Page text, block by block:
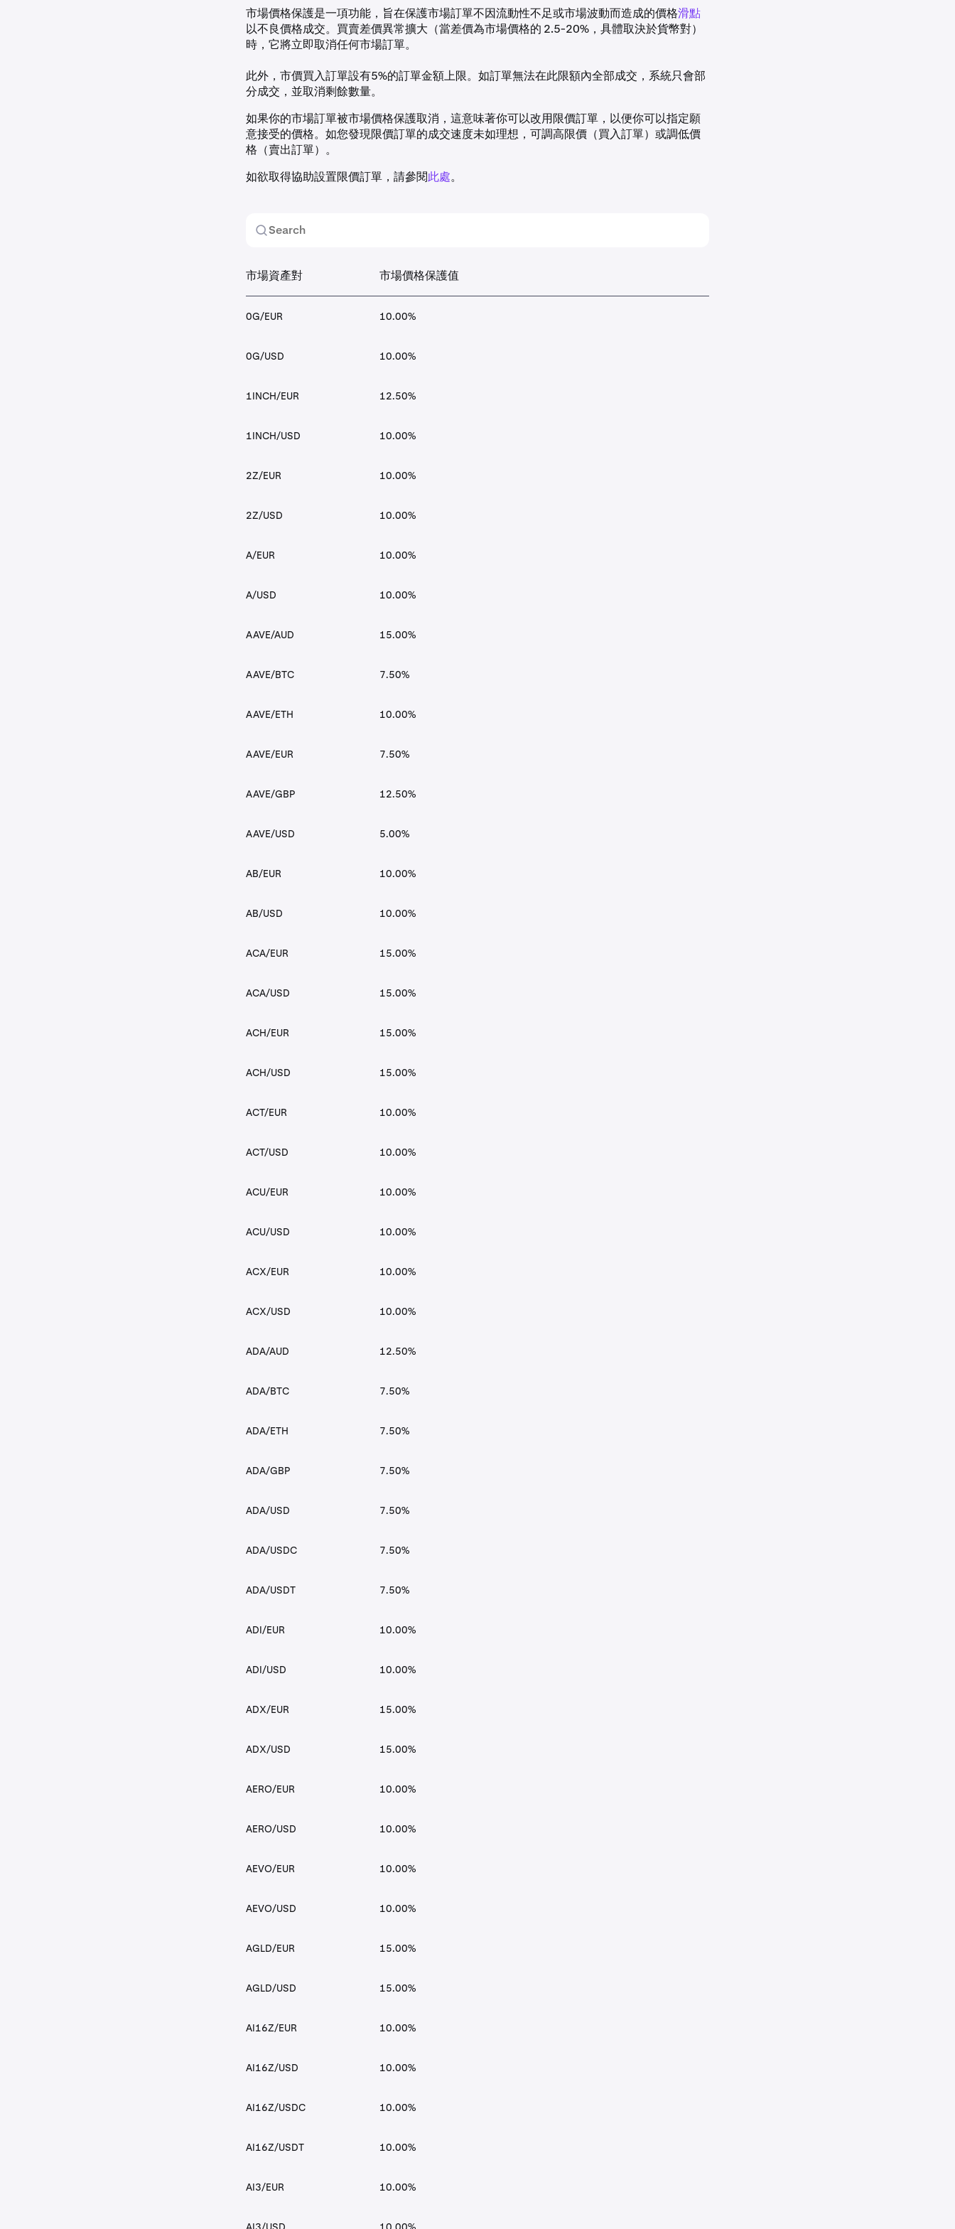
市場價格保護是一項功能，旨在保護市場訂單不因流動性不足或市場波動而造成的價格滑點
以不良價格成交。買賣差價異常擴大（當差價為市場價格的 2.5-20%，具體取決於貨幣對）
時，它將立即取消任何市場訂單。
此外，市價買入訂單設有5%的訂單金額上限。如訂單無法在此限額內全部成交，系統只會部
分成交，並取消剩餘數量。
如果你的市場訂單被市場價格保護取消，這意味著你可以改用限價訂單，以便你可以指定願
意接受的價格。如您發現限價訂單的成交速度未如理想，可調高限價（買入訂單）或調低價
格（賣出訂單）。
如欲取得協助設置限價訂單，請參閱此處。
市場資產對 市場價格保護值
0G/EUR 10.00%
0G/USD 10.00%
1INCH/EUR 12.50%
1INCH/USD 10.00%
2Z/EUR 10.00%
2Z/USD 10.00%
A/EUR 10.00%
A/USD 10.00%
AAVE/AUD 15.00%
AAVE/BTC 7.50%
AAVE/ETH 10.00%
AAVE/EUR 7.50%
AAVE/GBP 12.50%
AAVE/USD 5.00%
AB/EUR 10.00%
AB/USD 10.00%
ACA/EUR 15.00%
ACA/USD 15.00%
ACH/EUR 15.00%
ACH/USD 15.00%
ACT/EUR 10.00%
ACT/USD 10.00%
ACU/EUR 10.00%
ACU/USD 10.00%
ACX/EUR 10.00%
ACX/USD 10.00%
ADA/AUD 12.50%
ADA/BTC 7.50%
ADA/ETH 7.50%
ADA/GBP 7.50%
ADA/USD 7.50%
ADA/USDC 7.50%
ADA/USDT 7.50%
ADI/EUR 10.00%
ADI/USD 10.00%
ADX/EUR 15.00%
ADX/USD 15.00%
AERO/EUR 10.00%
AERO/USD 10.00%
AEVO/EUR 10.00%
AEVO/USD 10.00%
AGLD/EUR 15.00%
AGLD/USD 15.00%
AI16Z/EUR 10.00%
AI16Z/USD 10.00%
AI16Z/USDC 10.00%
AI16Z/USDT 10.00%
AI3/EUR 10.00%